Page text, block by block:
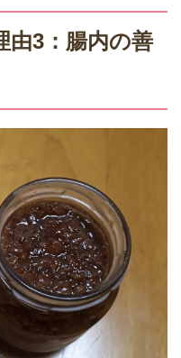
由3：腸内の善